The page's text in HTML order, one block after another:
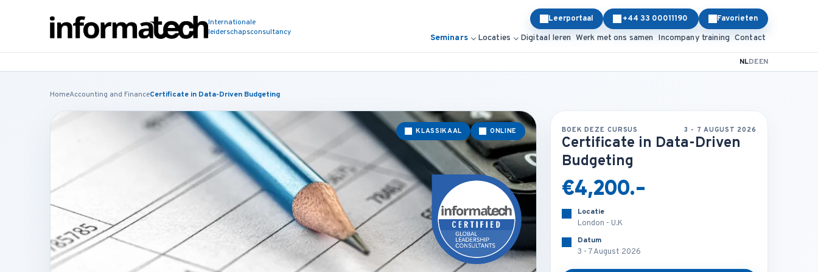
Internationale
leiderschapsconsultancy
Leerportaal +44 33 00011190 Favorieten
Seminars Locaties Digitaal leren Werk met ons samen Incompany training Contact
NLDEEN
HomeAccounting and FinanceCertificate in Data-Driven Budgeting
KLASSIKAAL ONLINE BOEK DEZE CURSUS 3 - 7 AUGUST 2026
Certificate in Data-Driven
Budgeting
€4,200.-
Locatie
London - U.K
Datum
3 - 7 August 2026